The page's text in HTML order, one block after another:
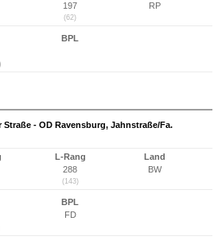
197
(62)
RP
BPL
- OD Ravensburg, Jahnstraße/Fa.
L-Rang
288
(143)
Land
BW
BPL
FD